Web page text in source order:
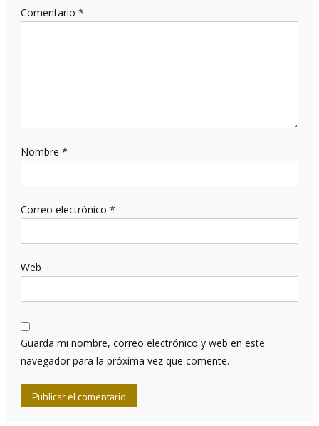
Comentario *
Nombre *
Correo electrónico *
Web
Guarda mi nombre, correo electrónico y web en este
navegador para la próxima vez que comente.